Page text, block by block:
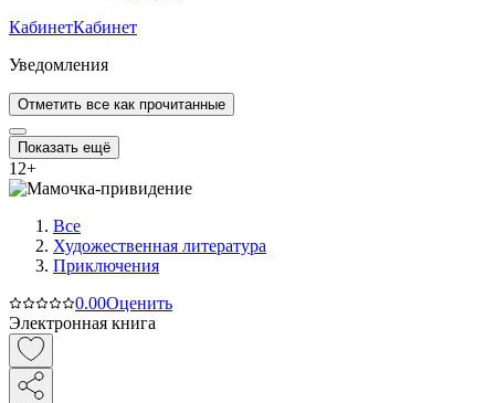
КабинетКабинет
Уведомления
Отметить все как прочитанные
Показать ещё
12+
Все
Художественная литература
Приключения
0.00Оценить
Электронная книга